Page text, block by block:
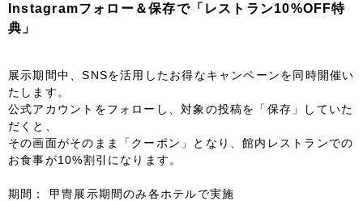
Instagramフォロー＆保存で「レストラン10%OFF特
典」
展示期間中、SNSを活用したお得なキャンペーンを同時開催い
たします。
公式アカウントをフォローし、対象の投稿を「保存」していた
だくと、
その画面がそのまま「クーポン」となり、館内レストランでの
お食事が10%割引になります。
期間： 甲冑展示期間のみ各ホテルで実施